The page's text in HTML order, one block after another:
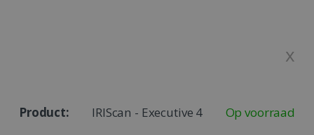
x
IRIScan - Executive 4 Op voorraad